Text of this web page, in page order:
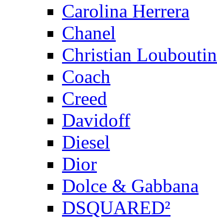
Carolina Herrera
Chanel
Christian Louboutin
Coach
Creed
Davidoff
Diesel
Dior
Dolce & Gabbana
DSQUARED²